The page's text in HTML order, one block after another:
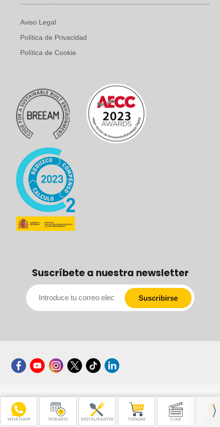
WHATSAPP HORARIO RESTAURANTES TIENDAS CINE
Aviso Legal
Política de Privacidad
Política de Cookie
Suscríbete a nuestra newsletter